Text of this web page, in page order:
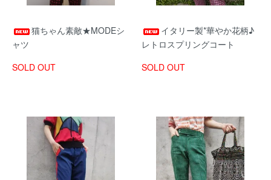
猫ちゃん素敵★MODEシ
ャツ
SOLD OUT
イタリー製*華やか花柄♪
レトロスプリングコート
SOLD OUT